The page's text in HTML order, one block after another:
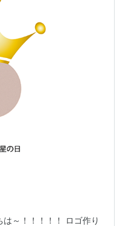
～！！！！！ ロゴ作り